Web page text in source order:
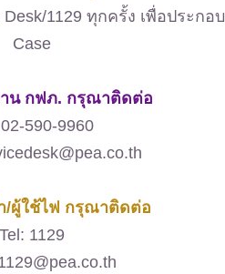
1129 ทุกครั้ง เพื่อประกอ
Case
น กฟภ. กรุณาติดต่อ
590-9960
/ผู้ใช้ไฟ กรุณาติดต่อ
Tel: 1129